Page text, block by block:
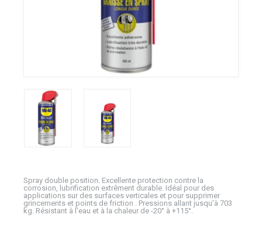
Spray double position. Excellente protection contre la
corrosion, lubrification extrêment durable. Idéal pour des
applications sur des surfaces verticales et pour supprimer
grincements et points de friction . Pressions allant jusqu'à 703
kg. Résistant à l'eau et à la chaleur de -20° à +115°.